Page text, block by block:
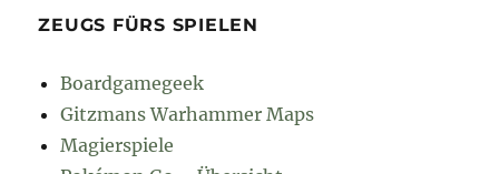
ZEUGS FÜRS SPIELEN
Boardgamegeek
Gitzmans Warhammer Maps
Magierspiele